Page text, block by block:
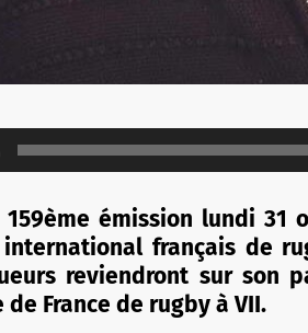
159ème émission lundi 31
international français de
reviendront sur son
de France de rugby à VII.